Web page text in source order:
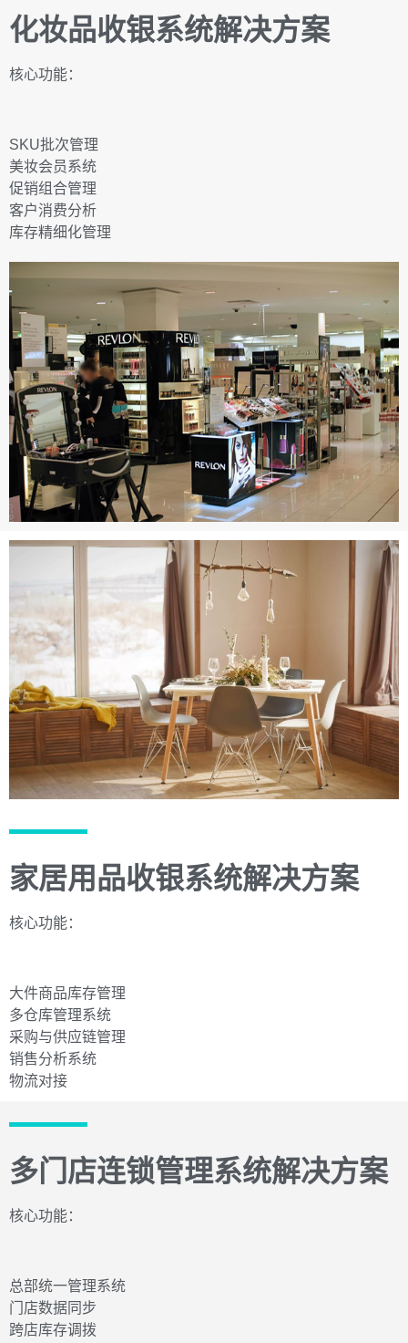
化妆品收银系统解决方案
核心功能：
SKU批次管理
美妆会员系统
促销组合管理
客户消费分析
库存精细化管理
家居用品收银系统解决方案
核心功能：
大件商品库存管理
多仓库管理系统
采购与供应链管理
销售分析系统
物流对接
多门店连锁管理系统解决方案
核心功能：
总部统一管理系统
门店数据同步
跨店库存调拨